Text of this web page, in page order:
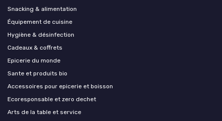
Snacking & alimentation
Équipement de cuisine
Hygiène & désinfection
Cadeaux & coffrets
Epicerie du monde
Sante et produits bio
Accessoires pour epicerie et boisson
Ecoresponsable et zero dechet
Arts de la table et service